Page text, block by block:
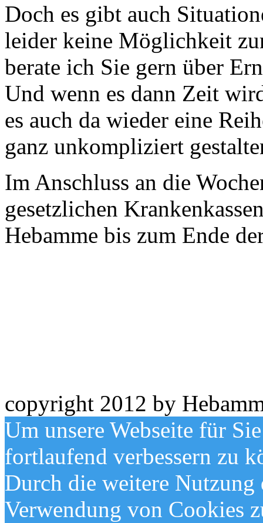
Doch es gibt auch
leider keine Möglichkeit
berate ich Sie gern über
Und wenn es dann Zeit
es auch da wieder eine
ganz unkompliziert
Im Anschluss an die
gesetzlichen
Hebamme bis zum Ende
copyright 2012 by
Um unsere Webseite für
fortlaufend verbessern zu
Durch die weitere Nutzung
Verwendung von Cookies